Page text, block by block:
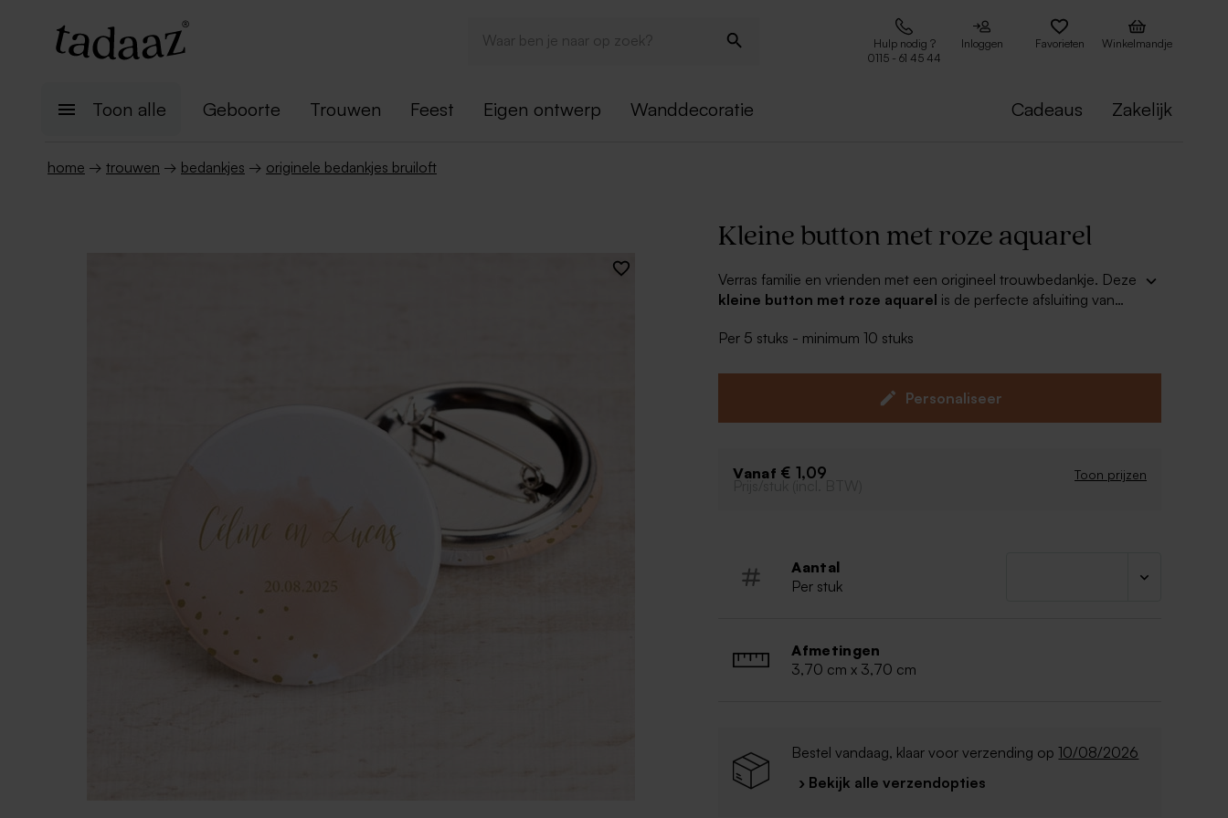
Hulp nodig ?
0115 - 61 45 44
Inloggen Favorieten Winkelmandje
Toon alle Geboorte Trouwen Feest Eigen ontwerp Wanddecoratie Cadeaus Zakelijk
home → trouwen → bedankjes → originele bedankjes bruiloft
Kleine button met roze aquarel
Verras familie en vrienden met een origineel trouwbedankje. Deze
kleine button met roze aquarel is de perfecte afsluiting van
een persoonlijke touch. Succes gegarandeerd.
Per 5 stuks - minimum 10 stuks
Personaliseer
Vanaf € 1,09 Toon prijzen
Prijs/stuk (incl. BTW)
Aantal
Per stuk
Afmetingen
3,70 cm x 3,70 cm
Bestel vandaag, klaar voor verzending op10/08/2026
› Bekijk alle verzendopties